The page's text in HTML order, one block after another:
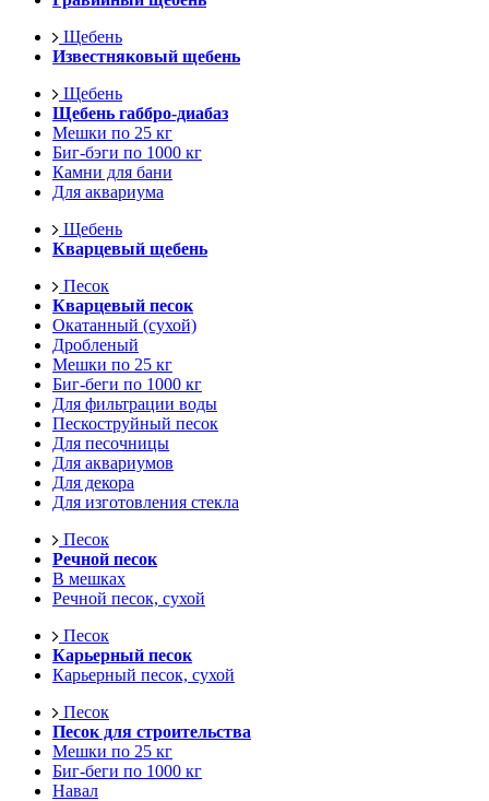
Щебень
Известняковый щебень
Щебень
Щебень габбро-диабаз
Мешки по 25 кг
Биг-бэги по 1000 кг
Камни для бани
Для аквариума
Щебень
Кварцевый щебень
Песок
Кварцевый песок
Окатанный (сухой)
Дробленый
Мешки по 25 кг
Биг-беги по 1000 кг
Для фильтрации воды
Пескоструйный песок
Для песочницы
Для аквариумов
Для декора
Для изготовления стекла
Песок
Речной песок
В мешках
Речной песок, сухой
Песок
Карьерный песок
Карьерный песок, сухой
Песок
Песок для строительства
Мешки по 25 кг
Биг-беги по 1000 кг
Навал